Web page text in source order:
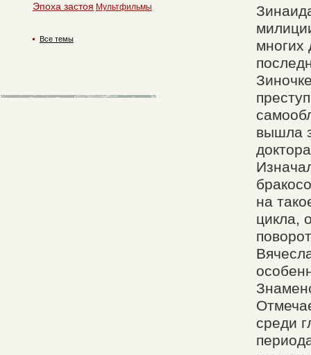
многих
вышла
на
цикла,
среди
Эпоха застоя Мультфильмы
Все темы